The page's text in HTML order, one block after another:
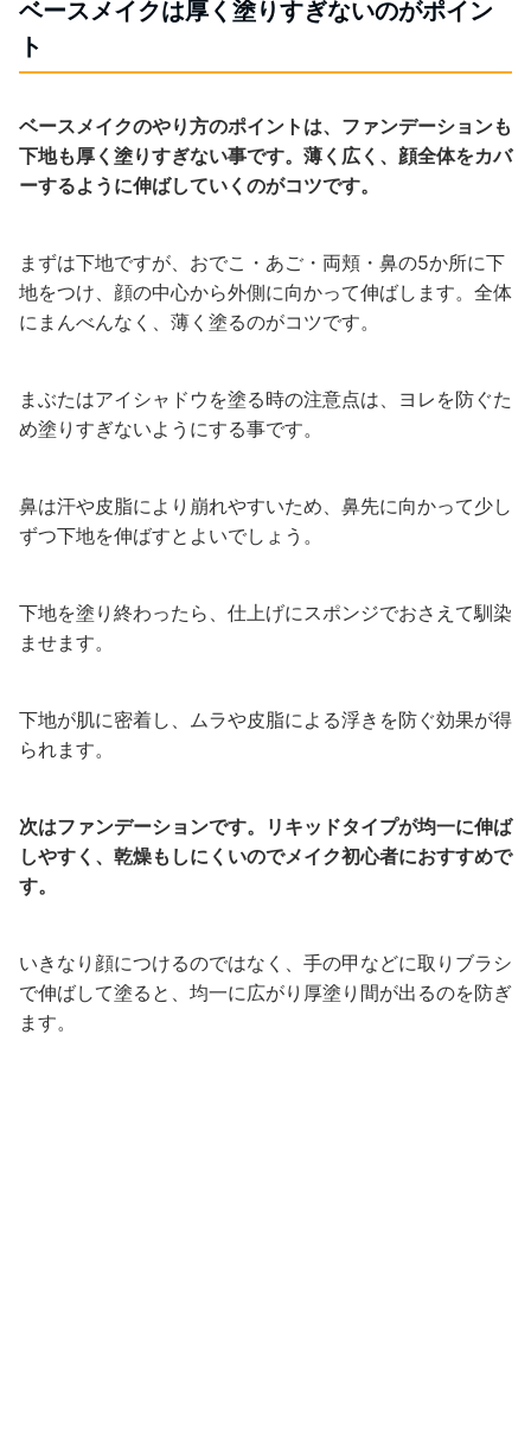
ベースメイクは厚く塗りすぎないのがポイン
ト
ベースメイクのやり方のポイントは、ファンデーションも
下地も厚く塗りすぎない事です。薄く広く、顔全体をカバ
ーするように伸ばしていくのがコツです。
まずは下地ですが、おでこ・あご・両頬・鼻の5か所に下
地をつけ、顔の中心から外側に向かって伸ばします。全体
にまんべんなく、薄く塗るのがコツです。
まぶたはアイシャドウを塗る時の注意点は、ヨレを防ぐた
め塗りすぎないようにする事です。
鼻は汗や皮脂により崩れやすいため、鼻先に向かって少し
ずつ下地を伸ばすとよいでしょう。
下地を塗り終わったら、仕上げにスポンジでおさえて馴染
ませます。
下地が肌に密着し、ムラや皮脂による浮きを防ぐ効果が得
られます。
次はファンデーションです。リキッドタイプが均一に伸ば
しやすく、乾燥もしにくいのでメイク初心者におすすめで
す。
いきなり顔につけるのではなく、手の甲などに取りブラシ
で伸ばして塗ると、均一に広がり厚塗り間が出るのを防ぎ
ます。